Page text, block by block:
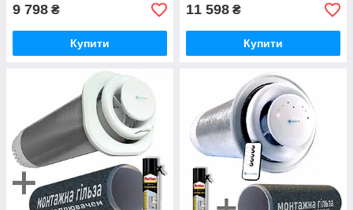
9 798 ₴
Купити
11 598 ₴
Купити